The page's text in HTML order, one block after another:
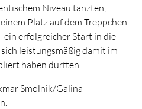
Niveau tanzten,
Platz auf dem Treppchen
ein erfolgreicher Start in die
leistungsmäßig damit im
haben dürften.
Smolnik/Galina